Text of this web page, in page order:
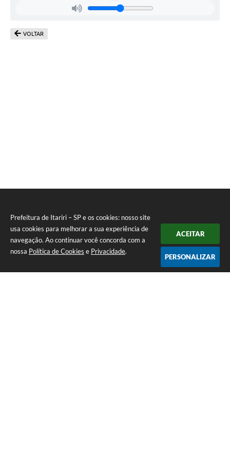
Prefeitura de Itariri – SP e os cookies: nosso site
usa cookies para melhorar a sua experiência de
navegação. Ao continuar você concorda com a
nossa Política de Cookies e Privacidade.
ACEITAR
PERSONALIZAR
VOLTAR